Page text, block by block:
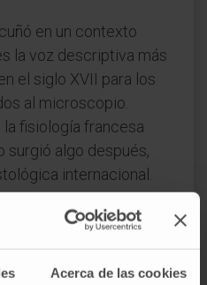
Acerca de las cookies
en un contexto
la voz descriptiva más
el siglo XVII para los
al microscopio.
fisiología francesa
surgió algo después,
internacional.
no tiene núcleo?
su maduración. Al
espacio para la